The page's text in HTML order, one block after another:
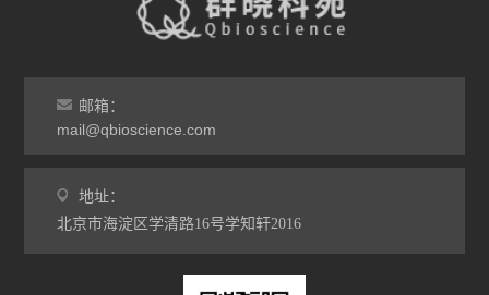
邮箱：
mail@qbioscience.com
地址：
北京市海淀区学清路16号学知轩2016